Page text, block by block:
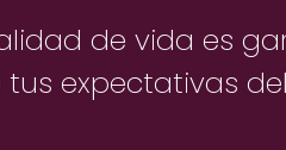
de vida es
tus expectativas